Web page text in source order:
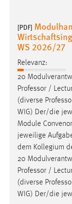
[PDF]
WS 2026/27
Relevanz:
20
Professor /
(diverse
WIG) Der/die
Module
jeweilige
dem Kollegium
20
Professor /
(diverse
WIG) Der/die